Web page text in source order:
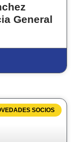
General
SOCIOS